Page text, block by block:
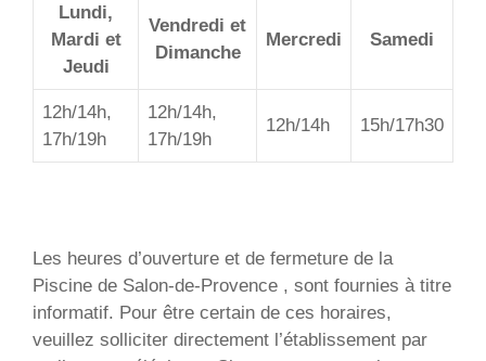
Lundi,
Mardi et
Jeudi
Vendredi et
Dimanche
Mercredi Samedi
12h/14h,
17h/19h
12h/14h,
17h/19h
12h/14h 15h/17h30
Les heures d’ouverture et de fermeture de la
Piscine de Salon-de-Provence , sont fournies à titre
informatif. Pour être certain de ces horaires,
veuillez solliciter directement l’établissement par